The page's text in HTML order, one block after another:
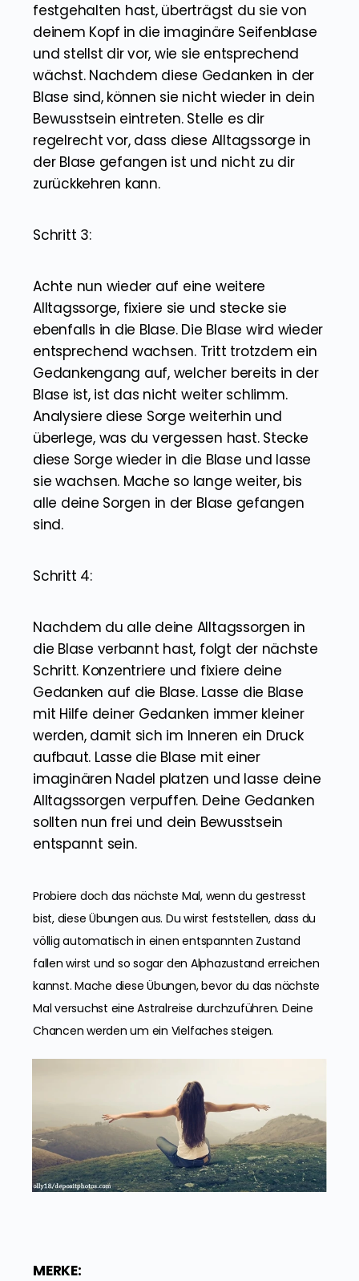
festgehalten hast, überträgst du sie von
deinem Kopf in die imaginäre Seifenblase
und stellst dir vor, wie sie entsprechend
wächst. Nachdem diese Gedanken in der
Blase sind, können sie nicht wieder in dein
Bewusstsein eintreten. Stelle es dir
regelrecht vor, dass diese Alltagssorge in
der Blase gefangen ist und nicht zu dir
zurückkehren kann.
Schritt 3:
Achte nun wieder auf eine weitere
Alltagssorge, fixiere sie und stecke sie
ebenfalls in die Blase. Die Blase wird wieder
entsprechend wachsen. Tritt trotzdem ein
Gedankengang auf, welcher bereits in der
Blase ist, ist das nicht weiter schlimm.
Analysiere diese Sorge weiterhin und
überlege, was du vergessen hast. Stecke
diese Sorge wieder in die Blase und lasse
sie wachsen. Mache so lange weiter, bis
alle deine Sorgen in der Blase gefangen
sind.
Schritt 4:
Nachdem du alle deine Alltagssorgen in
die Blase verbannt hast, folgt der nächste
Schritt. Konzentriere und fixiere deine
Gedanken auf die Blase. Lasse die Blase
mit Hilfe deiner Gedanken immer kleiner
werden, damit sich im Inneren ein Druck
aufbaut. Lasse die Blase mit einer
imaginären Nadel platzen und lasse deine
Alltagssorgen verpuffen. Deine Gedanken
sollten nun frei und dein Bewusstsein
entspannt sein.
Probiere doch das nächste Mal, wenn du gestresst
bist, diese Übungen aus. Du wirst feststellen, dass du
völlig automatisch in einen entspannten Zustand
fallen wirst und so sogar den Alphazustand erreichen
kannst. Mache diese Übungen, bevor du das nächste
Mal versuchst eine Astralreise durchzuführen. Deine
Chancen werden um ein Vielfaches steigen.
MERKE: